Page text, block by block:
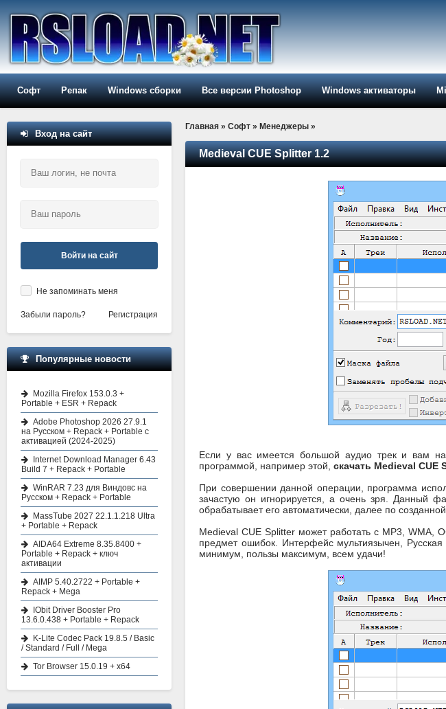
Софт Репак Windows сборки Все версии Photoshop Windows активаторы
Главная » Софт » Менеджеры »
Medieval CUE Splitter 1.2
Если у вас имеется большой аудио трек и вам
программой, например этой, скачать Medieval CUE
При совершении данной операции, программа
зачастую он игнорируется, а очень зря. Данный
обрабатывает его автоматически, далее по
Medieval CUE Splitter может работать с MP3, WMA,
предмет ошибок. Интерфейс мультиязычен,
минимум, пользы максимум, всем удачи!
Вход на сайт
Войти на сайт
Не запоминать меня
Забыли пароль? Регистрация
Популярные новости
Mozilla Firefox 153.0.3 +
Portable + ESR + Repack
Adobe Photoshop 2026 27.9.1
на Русском + Repack + Portable с
активацией (2024-2025)
Internet Download Manager 6.43
Build 7 + Repack + Portable
WinRAR 7.23 для Виндовс на
Русском + Repack + Portable
MassTube 2027 22.1.1.218 Ultra
+ Portable + Repack
AIDA64 Extreme 8.35.8400 +
Portable + Repack + ключ
активации
AIMP 5.40.2722 + Portable +
Repack + Mega
IObit Driver Booster Pro
13.6.0.438 + Portable + Repack
K-Lite Codec Pack 19.8.5 / Basic
/ Standard / Full / Mega
Tor Browser 15.0.19 + x64